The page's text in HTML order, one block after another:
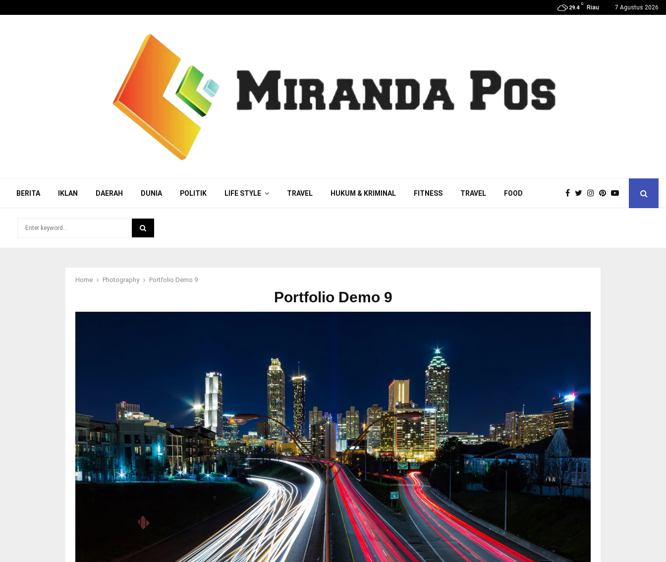
29.4
C
Riau 7 Agustus 2026
BERITA IKLAN DAERAH DUNIA POLITIK LIFE STYLE TRAVEL HUKUM & KRIMINAL FITNESS TRAVEL FOOD
Home Photography Portfolio Demo 9
Portfolio Demo 9